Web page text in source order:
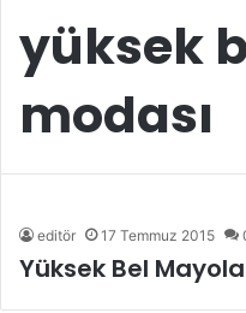
yüksek
modası
editör 17 Temmuz 2015
Yüksek Bel